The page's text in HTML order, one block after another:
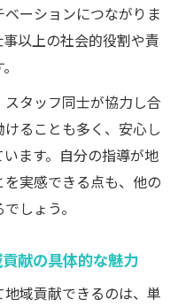
ーションにつながりま
以上の社会的役割や責
タッフ同士が協力し合
ることも多く、安心し
ます。自分の指導が地
実感できる点も、他の
しょう。
献の具体的な魅力
域貢献できるのは、単